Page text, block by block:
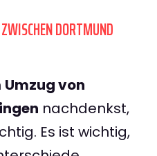
DORTMUND
Umzug von
nachdenkst,
Es ist wichtig,